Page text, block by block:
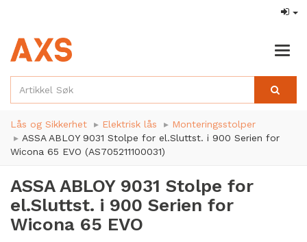
Lås og Sikkerhet Elektrisk lås
Monteringsstolper
ASSA ABLOY 9031 Stolpe for el.Sluttst. i 900 Serien for
Wicona 65 EVO (AS705211100031)
ASSA ABLOY 9031 Stolpe for
el.Sluttst. i 900 Serien for
Wicona 65 EVO